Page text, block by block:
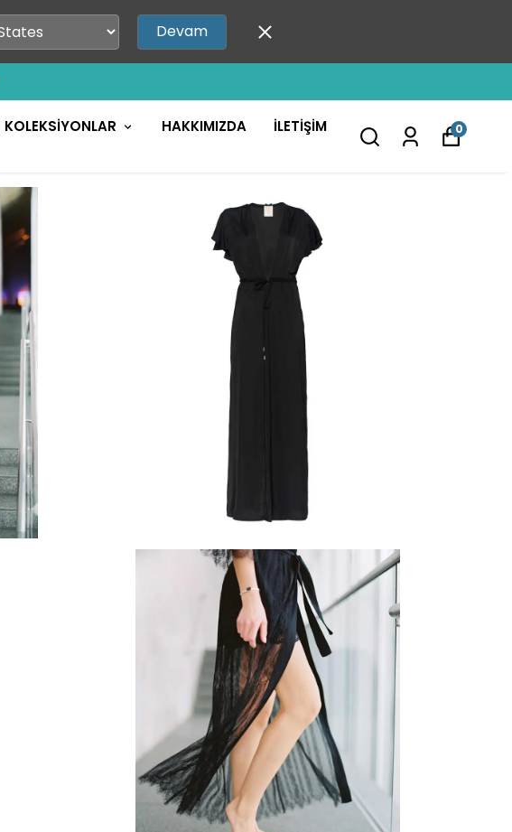
Devam
KOLEKSİYONLAR HAKKIMIZDA İLETİŞİM 0